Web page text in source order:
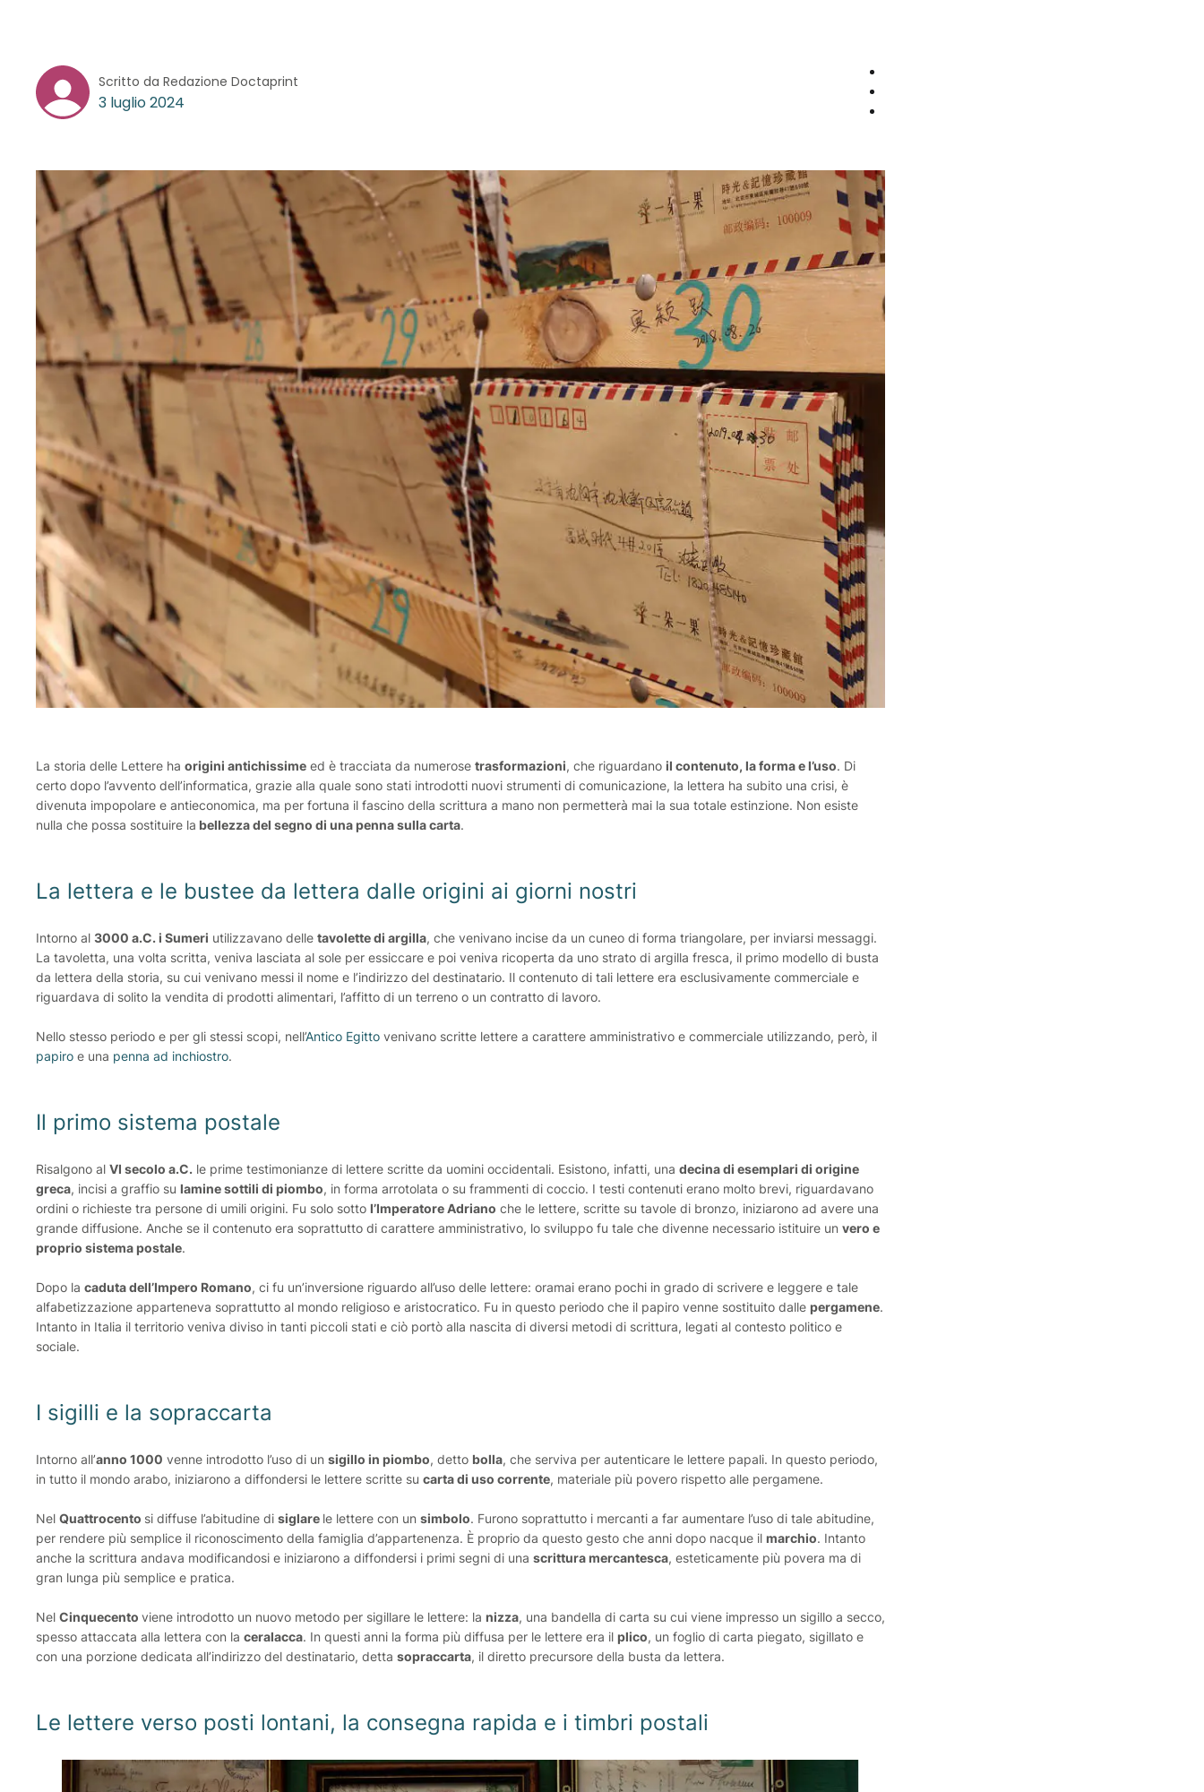
Scritto da Redazione Doctaprint
3 luglio 2024
La storia delle Lettere ha origini antichissime ed è tracciata da numerose trasformazioni, che riguardano il contenuto, la forma e l’uso. Di
certo dopo l’avvento dell’informatica, grazie alla quale sono stati introdotti nuovi strumenti di comunicazione, la lettera ha subito una crisi, è
divenuta impopolare e antieconomica, ma per fortuna il fascino della scrittura a mano non permetterà mai la sua totale estinzione. Non esiste
nulla che possa sostituire la bellezza del segno di una penna sulla carta.
La lettera e le bustee da lettera dalle origini ai giorni nostri
Intorno al 3000 a.C. i Sumeri utilizzavano delle tavolette di argilla, che venivano incise da un cuneo di forma triangolare, per inviarsi messaggi.
La tavoletta, una volta scritta, veniva lasciata al sole per essiccare e poi veniva ricoperta da uno strato di argilla fresca, il primo modello di busta
da lettera della storia, su cui venivano messi il nome e l’indirizzo del destinatario. Il contenuto di tali lettere era esclusivamente commerciale e
riguardava di solito la vendita di prodotti alimentari, l’affitto di un terreno o un contratto di lavoro.
Nello stesso periodo e per gli stessi scopi, nell’Antico Egitto venivano scritte lettere a carattere amministrativo e commerciale utilizzando, però, il
papiro e una penna ad inchiostro.
Il primo sistema postale
Risalgono al VI secolo a.C. le prime testimonianze di lettere scritte da uomini occidentali. Esistono, infatti, una decina di esemplari di origine
greca, incisi a graffio su lamine sottili di piombo, in forma arrotolata o su frammenti di coccio. I testi contenuti erano molto brevi, riguardavano
ordini o richieste tra persone di umili origini. Fu solo sotto l’Imperatore Adriano che le lettere, scritte su tavole di bronzo, iniziarono ad avere una
grande diffusione. Anche se il contenuto era soprattutto di carattere amministrativo, lo sviluppo fu tale che divenne necessario istituire un vero e
proprio sistema postale.
Dopo la caduta dell’Impero Romano, ci fu un’inversione riguardo all’uso delle lettere: oramai erano pochi in grado di scrivere e leggere e tale
alfabetizzazione apparteneva soprattutto al mondo religioso e aristocratico. Fu in questo periodo che il papiro venne sostituito dalle pergamene.
Intanto in Italia il territorio veniva diviso in tanti piccoli stati e ciò portò alla nascita di diversi metodi di scrittura, legati al contesto politico e
sociale.
I sigilli e la sopraccarta
Intorno all’anno 1000 venne introdotto l’uso di un sigillo in piombo, detto bolla, che serviva per autenticare le lettere papali. In questo periodo,
in tutto il mondo arabo, iniziarono a diffondersi le lettere scritte su carta di uso corrente, materiale più povero rispetto alle pergamene.
Nel Quattrocento si diffuse l’abitudine di siglare le lettere con un simbolo. Furono soprattutto i mercanti a far aumentare l’uso di tale abitudine,
per rendere più semplice il riconoscimento della famiglia d’appartenenza. È proprio da questo gesto che anni dopo nacque il marchio. Intanto
anche la scrittura andava modificandosi e iniziarono a diffondersi i primi segni di una scrittura mercantesca, esteticamente più povera ma di
gran lunga più semplice e pratica.
Nel Cinquecento viene introdotto un nuovo metodo per sigillare le lettere: la nizza, una bandella di carta su cui viene impresso un sigillo a secco,
spesso attaccata alla lettera con la ceralacca. In questi anni la forma più diffusa per le lettere era il plico, un foglio di carta piegato, sigillato e
con una porzione dedicata all’indirizzo del destinatario, detta sopraccarta, il diretto precursore della busta da lettera.
Le lettere verso posti lontani, la consegna rapida e i timbri postali